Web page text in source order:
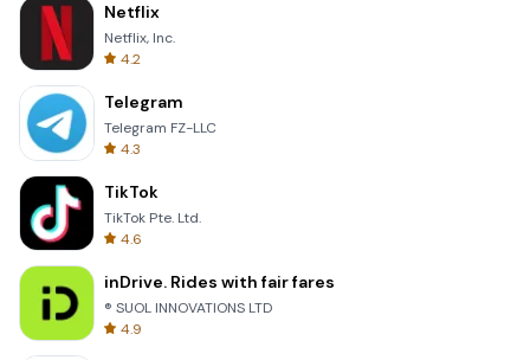
Netflix
Netflix, Inc.
4.2
Telegram
Telegram FZ-LLC
4.3
TikTok
TikTok Pte. Ltd.
4.6
inDrive. Rides with fair fares
® SUOL INNOVATIONS LTD
4.9